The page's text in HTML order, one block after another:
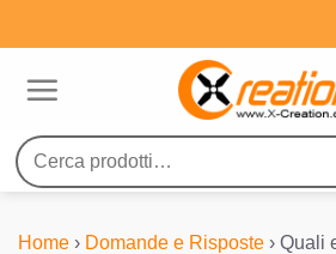
ai
Cerca:
Home › Domande e Risposte › Quali